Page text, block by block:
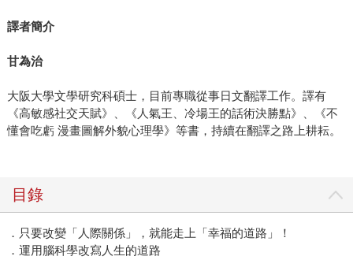
譯者簡介
甘為治
大阪大學文學研究科碩士，目前專職從事日文翻譯工作。譯有
《高敏感社交天賦》、《人氣王、冷場王的話術決勝點》、《不
懂會吃虧 漫畫圖解外貌心理學》等書，持續在翻譯之路上耕耘。
目錄
．只要改變「人際關係」，就能走上「幸福的道路」！
．運用腦科學改寫人生的道路